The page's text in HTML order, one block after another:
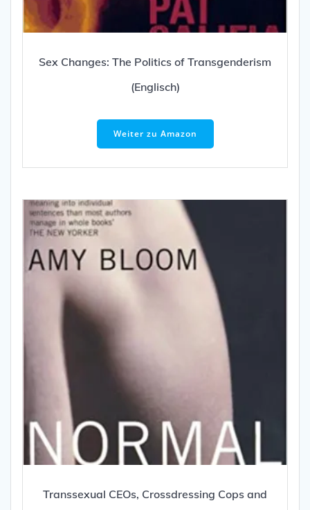
Sex Changes: The Politics of Transgenderism
(Englisch)
Weiter zu Amazon
Transsexual CEOs, Crossdressing Cops and